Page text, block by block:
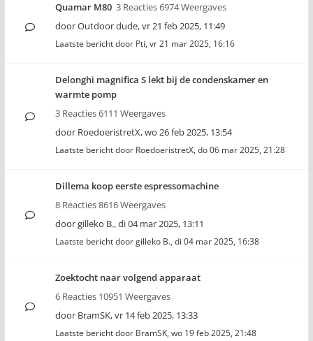
Quamar M80 3 Reacties 6974 Weergaves
doorOutdoor dude,vr 21 feb 2025, 11:49
Laatste bericht door Pti, vr 21 mar 2025, 16:16
Delonghi magnifica S lekt bij de condenskamer en
warmte pomp
3 Reacties 6111 Weergaves
door RoedoeristretX,wo 26 feb 2025, 13:54
Laatste bericht door RoedoeristretX, do 06 mar 2025, 21:28
Dillema koop eerste espressomachine
8 Reacties 8616 Weergaves
doorgilleko B.,di 04 mar 2025, 13:11
Laatste bericht doorgilleko B., di 04 mar 2025, 16:38
Zoektocht naar volgend apparaat
6 Reacties 10951 Weergaves
door BramSK,vr 14 feb 2025, 13:33
Laatste bericht door BramSK, wo 19 feb 2025, 21:48